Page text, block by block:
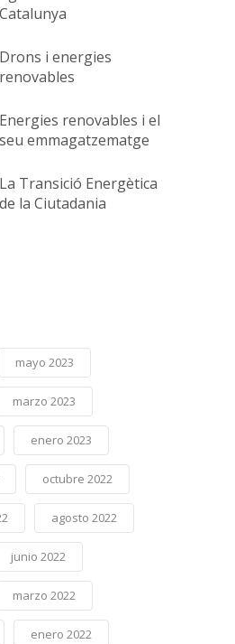
Catalunya
Drons i energies
renovables
Energies renovables i el
seu emmagatzematge
La Transició Energètica
de la Ciutadania
mayo 2023
marzo 2023
enero 2023
octubre 2022
agosto 2022
junio 2022
marzo 2022
enero 2022